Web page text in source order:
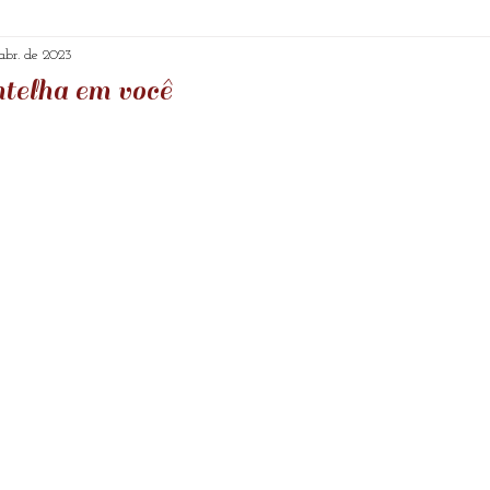
Textos e reflexões
em você
de 2023
5 estrelas.